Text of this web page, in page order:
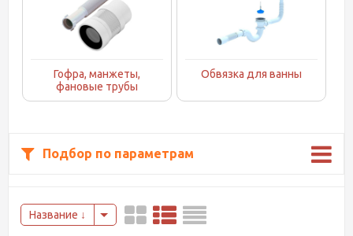
Гофра, манжеты,
фановые трубы
Обвязка для ванны
Подбор по параметрам
Название